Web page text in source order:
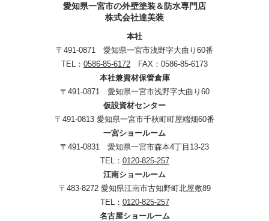
愛知県一宮市の外壁塗装＆防水専門店
株式会社達美装
本社
〒491-0871 愛知県一宮市浅野字大曲り60番
TEL： 0586-85-6172 FAX：0586-85-6173
本社兼資材保管倉庫
〒491-0871 愛知県一宮市浅野字大曲り60
仮設資材センター
〒491-0813 愛知県一宮市千秋町町屋端畑60番
一宮ショールーム
〒491-0831 愛知県一宮市森本4丁目13-23
TEL： 0120-825-257
江南ショールーム
〒483-8272 愛知県江南市古知野町北屋敷89
TEL： 0120-825-257
名古屋ショールーム